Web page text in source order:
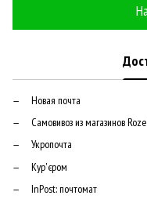
Новая почта
Самовивоз из магазинов
Укропочта
Кур'єром
InPost: почтомат